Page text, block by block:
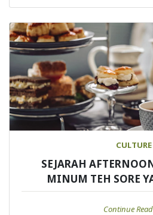
CULTURE
SEJARAH
MINUM TEH SORE
Continue